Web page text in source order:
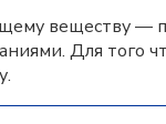
веществу —
Для того